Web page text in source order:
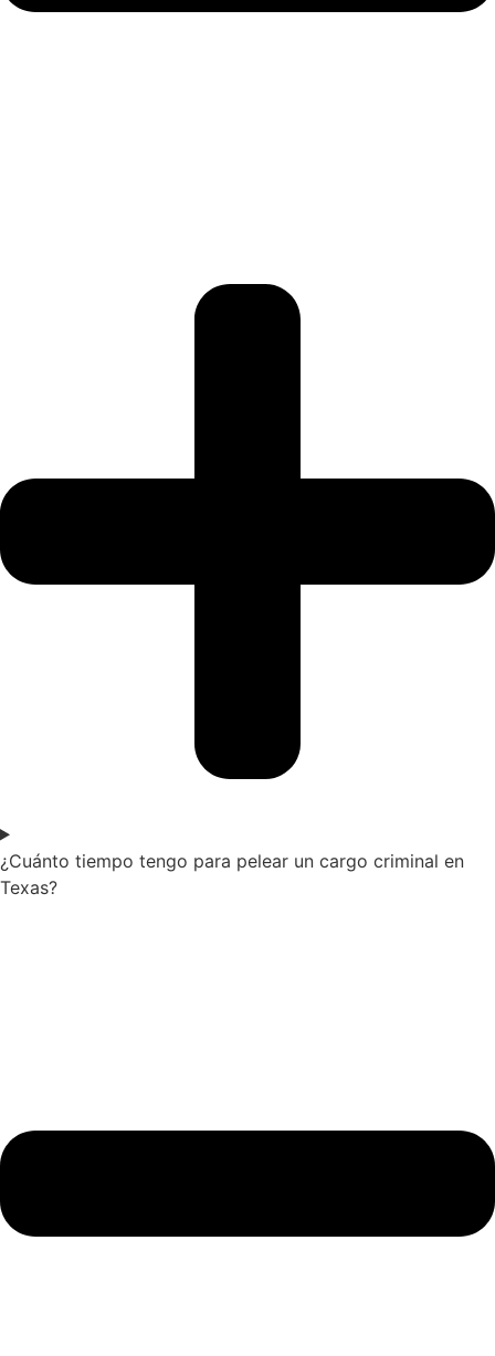
¿Cuánto tiempo tengo para pelear un cargo criminal en
Texas?